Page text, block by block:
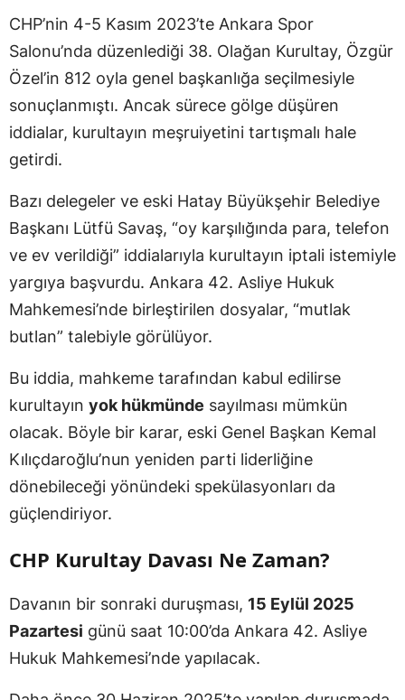
CHP’nin 4-5 Kasım 2023’te Ankara Spor
Salonu’nda düzenlediği 38. Olağan Kurultay, Özgür
Özel’in 812 oyla genel başkanlığa seçilmesiyle
sonuçlanmıştı. Ancak sürece gölge düşüren
iddialar, kurultayın meşruiyetini tartışmalı hale
getirdi.
Bazı delegeler ve eski Hatay Büyükşehir Belediye
Başkanı Lütfü Savaş, “oy karşılığında para, telefon
ve ev verildiği” iddialarıyla kurultayın iptali istemiyle
yargıya başvurdu. Ankara 42. Asliye Hukuk
Mahkemesi’nde birleştirilen dosyalar, “mutlak
butlan” talebiyle görülüyor.
Bu iddia, mahkeme tarafından kabul edilirse
kurultayın yok hükmünde sayılması mümkün
olacak. Böyle bir karar, eski Genel Başkan Kemal
Kılıçdaroğlu’nun yeniden parti liderliğine
dönebileceği yönündeki spekülasyonları da
güçlendiriyor.
CHP Kurultay Davası Ne Zaman?
Davanın bir sonraki duruşması, 15 Eylül 2025
Pazartesi günü saat 10:00’da Ankara 42. Asliye
Hukuk Mahkemesi’nde yapılacak.